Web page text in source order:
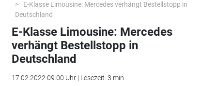
E-Klasse Limousine: Mercedes verhängt Bestellstopp in
Deutschland
E-Klasse Limousine: Mercedes
verhängt Bestellstopp in
Deutschland
17.02.2022 09:00 Uhr | Lesezeit: 3 min